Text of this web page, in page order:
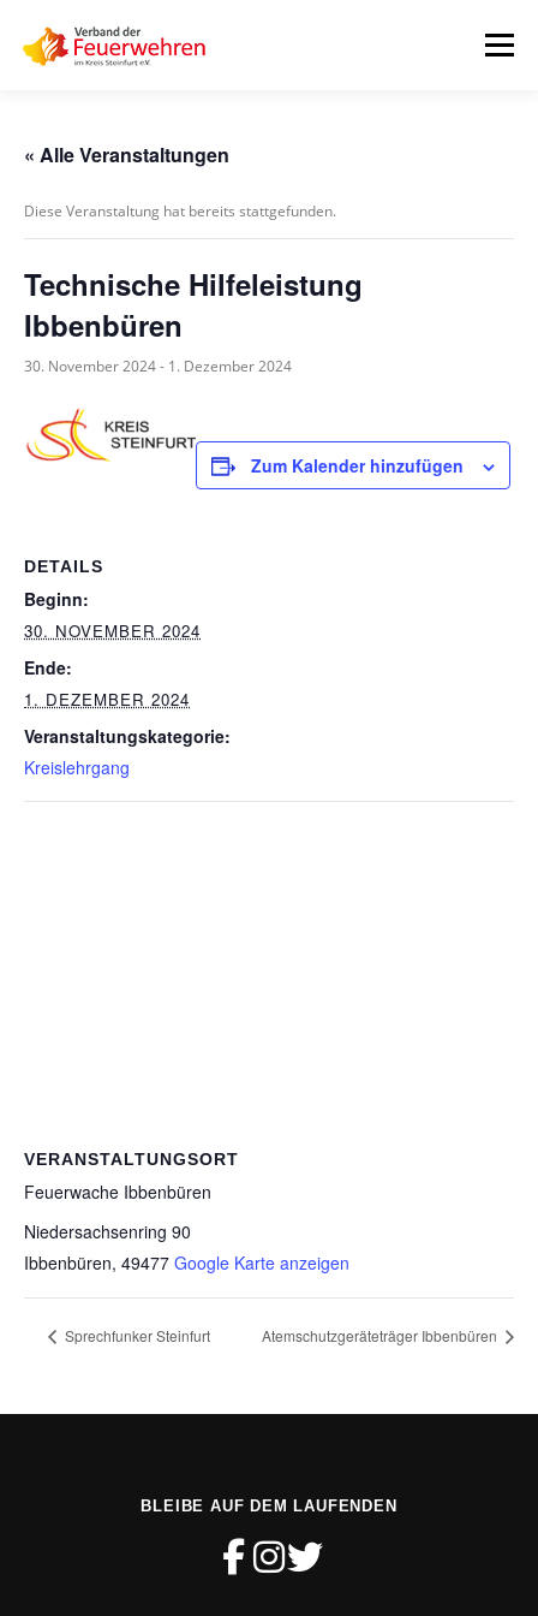
springen
Menü
ALLE TERMINE
INTERNER BEREICH
« Alle Veranstaltungen
Diese Veranstaltung hat bereits stattgefunden.
Technische Hilfeleistung
Ibbenbüren
30. November 2024- 1. Dezember 2024
Zum Kalender hinzufügen
DETAILS
Beginn:
30. NOVEMBER 2024
Ende:
1. DEZEMBER 2024
Veranstaltungskategorie:
Kreislehrgang
VERANSTALTUNGSORT
Feuerwache Ibbenbüren
Niedersachsenring 90
Ibbenbüren, 49477 Google Karte anzeigen
Sprechfunker Steinfurt Atemschutzgeräteträger Ibbenbüren
BLEIBE AUF DEM LAUFENDEN